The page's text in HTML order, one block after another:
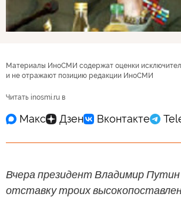
Материалы ИноСМИ содержат оценки
и не отражают позицию редакции ИноСМИ
Читать inosmi.ru в
Вчера президент Владимир
отставку троих